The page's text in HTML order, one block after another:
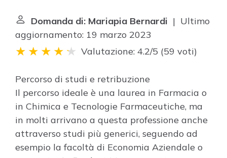
Domanda di: Mariapia Bernardi | Ultimo
aggiornamento: 19 marzo 2023
Valutazione: 4.2/5 (59 voti)
Percorso di studi e retribuzione
Il percorso ideale è una laurea in Farmacia o
in Chimica e Tecnologie Farmaceutiche, ma
in molti arrivano a questa professione anche
attraverso studi più generici, seguendo ad
esempio la facoltà di Economia Aziendale o